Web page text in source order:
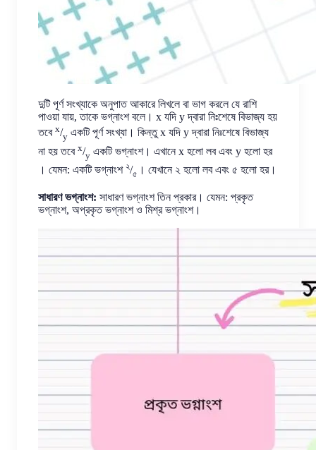
দুটি পূর্ণ সংখ্যাকে অনুপাত আকারে লিখলে বা ভাগ করলে যে রাশি
পাওয়া যায়, তাকে ভগ্নাংশ বলে। x যদি y দ্বারা নিঃশেষে বিভাজ্য হয়
তবে x/y একটি পূর্ণ সংখ্যা। কিন্তু x যদি y দ্বারা নিঃশেষে বিভাজ্য
না হয় তবে x/y একটি ভগ্নাংশ। এখানে x হলো লব এবং y হলো হর
। যেমন: একটি ভগ্নাংশ ২/৫ । যেখানে ২ হলো লব এবং ৫ হলো হর।
সাধারণ ভগ্নাংশ: সাধারণ ভগ্নাংশ তিন প্রকার। যেমন: প্রকৃত
ভগ্নাংশ, অপ্রকৃত ভগ্নাংশ ও মিশ্র ভগ্নাংশ।